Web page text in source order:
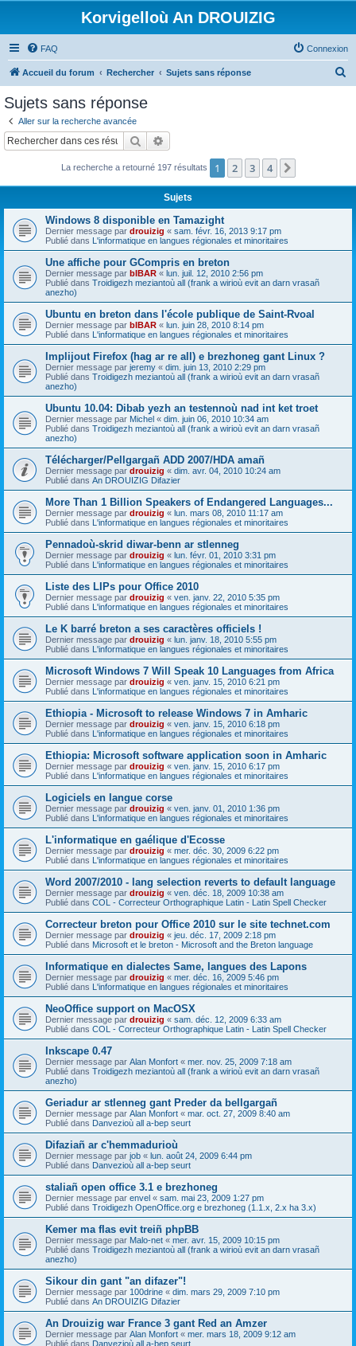
Korvigelloù An DROUIZIG
FAQ Connexion
Accueil du forum Rechercher Sujets sans réponse
c
Sujets sans réponse
Aller sur la recherche avancée
Rechercher
La recherche a retourné 197 résultats 1 2 3 4
Sujets
Windows 8 disponible en Tamazight
Dernier message par drouizig « sam. févr. 16, 2013 9:17 pm
Publié dans L'informatique en langues régionales et minoritaires
Une affiche pour GCompris en breton
Dernier message par bIBAR « lun. juil. 12, 2010 2:56 pm
Publié dans Troidigezh meziantoù all (frank a wirioù evit an darn vrasañ
anezho)
Ubuntu en breton dans l'école publique de Saint-Rvoal
Dernier message par bIBAR « lun. juin 28, 2010 8:14 pm
Publié dans L'informatique en langues régionales et minoritaires
Implijout Firefox (hag ar re all) e brezhoneg gant Linux ?
Dernier message par jeremy « dim. juin 13, 2010 2:29 pm
Publié dans Troidigezh meziantoù all (frank a wirioù evit an darn vrasañ
anezho)
Ubuntu 10.04: Dibab yezh an testennoù nad int ket troet
Dernier message par Michel « dim. juin 06, 2010 10:34 am
Publié dans Troidigezh meziantoù all (frank a wirioù evit an darn vrasañ
anezho)
Télécharger/Pellgargañ ADD 2007/HDA amañ
Dernier message par drouizig « dim. avr. 04, 2010 10:24 am
Publié dans An DROUIZIG Difazier
More Than 1 Billion Speakers of Endangered Languages...
Dernier message par drouizig « lun. mars 08, 2010 11:17 am
Publié dans L'informatique en langues régionales et minoritaires
Pennadoù-skrid diwar-benn ar stlenneg
Dernier message par drouizig « lun. févr. 01, 2010 3:31 pm
Publié dans L'informatique en langues régionales et minoritaires
Liste des LIPs pour Office 2010
Dernier message par drouizig « ven. janv. 22, 2010 5:35 pm
Publié dans L'informatique en langues régionales et minoritaires
Le K barré breton a ses caractères officiels !
Dernier message par drouizig « lun. janv. 18, 2010 5:55 pm
Publié dans L'informatique en langues régionales et minoritaires
Microsoft Windows 7 Will Speak 10 Languages from Africa
Dernier message par drouizig « ven. janv. 15, 2010 6:21 pm
Publié dans L'informatique en langues régionales et minoritaires
Ethiopia - Microsoft to release Windows 7 in Amharic
Dernier message par drouizig « ven. janv. 15, 2010 6:18 pm
Publié dans L'informatique en langues régionales et minoritaires
Ethiopia: Microsoft software application soon in Amharic
Dernier message par drouizig « ven. janv. 15, 2010 6:17 pm
Publié dans L'informatique en langues régionales et minoritaires
Logiciels en langue corse
Dernier message par drouizig « ven. janv. 01, 2010 1:36 pm
Publié dans L'informatique en langues régionales et minoritaires
L'informatique en gaélique d'Ecosse
Dernier message par drouizig « mer. déc. 30, 2009 6:22 pm
Publié dans L'informatique en langues régionales et minoritaires
Word 2007/2010 - lang selection reverts to default language
Dernier message par drouizig « ven. déc. 18, 2009 10:38 am
Publié dans COL - Correcteur Orthographique Latin - Latin Spell Checker
Correcteur breton pour Office 2010 sur le site technet.com
Dernier message par drouizig « jeu. déc. 17, 2009 2:18 pm
Publié dans Microsoft et le breton - Microsoft and the Breton language
Informatique en dialectes Same, langues des Lapons
Dernier message par drouizig « mer. déc. 16, 2009 5:46 pm
Publié dans L'informatique en langues régionales et minoritaires
NeoOffice support on MacOSX
Dernier message par drouizig « sam. déc. 12, 2009 6:33 am
Publié dans COL - Correcteur Orthographique Latin - Latin Spell Checker
Inkscape 0.47
Dernier message par Alan Monfort « mer. nov. 25, 2009 7:18 am
Publié dans Troidigezh meziantoù all (frank a wirioù evit an darn vrasañ
anezho)
Geriadur ar stlenneg gant Preder da bellgargañ
Dernier message par Alan Monfort « mar. oct. 27, 2009 8:40 am
Publié dans Danvezioù all a-bep seurt
Difaziañ ar c'hemmadurioù
Dernier message par job « lun. août 24, 2009 6:44 pm
Publié dans Danvezioù all a-bep seurt
staliañ open office 3.1 e brezhoneg
Dernier message par envel « sam. mai 23, 2009 1:27 pm
Publié dans Troidigezh OpenOffice.org e brezhoneg (1.1.x, 2.x ha 3.x)
Kemer ma flas evit treiñ phpBB
Dernier message par Malo-net « mer. avr. 15, 2009 10:15 pm
Publié dans Troidigezh meziantoù all (frank a wirioù evit an darn vrasañ
anezho)
Sikour din gant "an difazer"!
Dernier message par 100drine « dim. mars 29, 2009 7:10 pm
Publié dans An DROUIZIG Difazier
An Drouizig war France 3 gant Red an Amzer
Dernier message par Alan Monfort « mer. mars 18, 2009 9:12 am
Publié dans Danvezioù all a-bep seurt